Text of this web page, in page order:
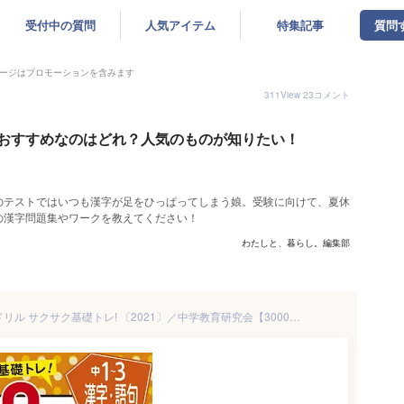
受付中の質問 人気アイテム 特集記事 質問
ジはプロモーションを含みます
311View 23コメント
すすめなのはどれ？人気のものが知りたい！
ストではいつも漢字が足をひっぱってしまう娘。受験に向けて、夏休
字問題集やワークを教えてください！
わたしと、暮らし。編集部